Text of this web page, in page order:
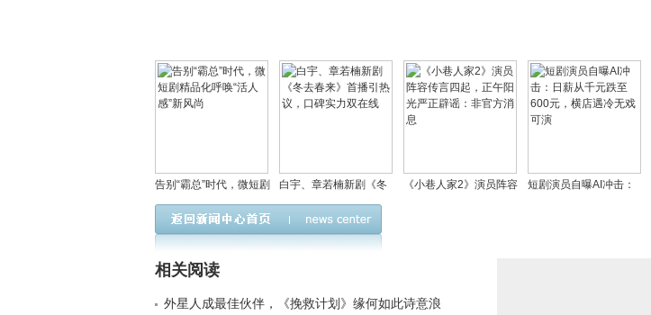
告别“霸总”时代，微短剧
精品化呼唤“活人感”新风
尚
白宇、章若楠新剧《冬
去春来》首播引热议，
《小巷人家2》演员阵容
短剧演员自曝AI冲击：
相关阅读
外星人成最佳伙伴，《挽救计划》缘何如此诗意浪